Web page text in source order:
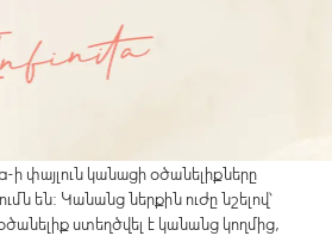
փայլուն կանացի օծանելիքները
են: Կանանց ներքին ուժը նշելով՝
ստեղծվել է կանանց կողմից,